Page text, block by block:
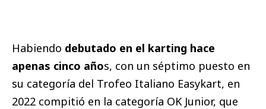
Habiendo debutado en el karting hace
apenas cinco años, con un séptimo puesto en
su categoría del Trofeo Italiano Easykart, en
2022 compitió en la categoría OK Junior, que